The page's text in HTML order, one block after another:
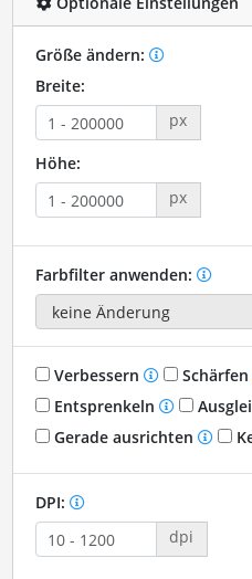
Größe ändern:
Breite:
px
Höhe:
px
Farbfilter anwenden:
Verbessern Schärfen
Entsprenkeln
Gerade ausrichten
DPI:
dpi